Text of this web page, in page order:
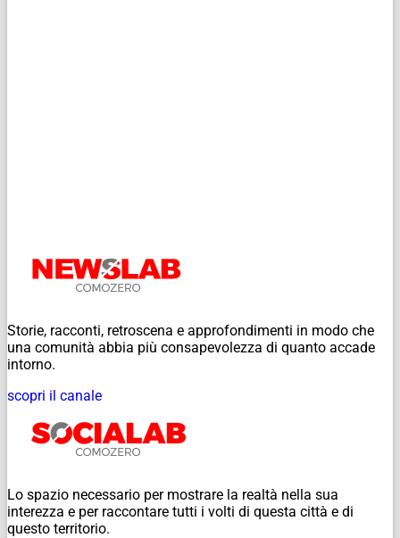
Storie, racconti, retroscena e approfondimenti in modo che
una comunità abbia più consapevolezza di quanto accade
intorno.
scopri il canale
Lo spazio necessario per mostrare la realtà nella sua
interezza e per raccontare tutti i volti di questa città e di
questo territorio.